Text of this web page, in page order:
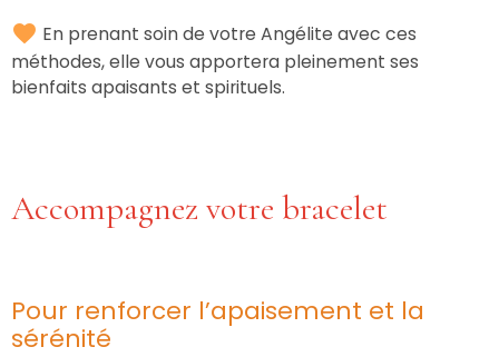
En prenant soin de votre Angélite avec ces
méthodes, elle vous apportera pleinement ses
bienfaits apaisants et spirituels.
Accompagnez votre bracelet
Pour renforcer l’apaisement et la
sérénité